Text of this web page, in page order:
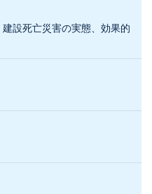
建設死亡災害の実態、効果的